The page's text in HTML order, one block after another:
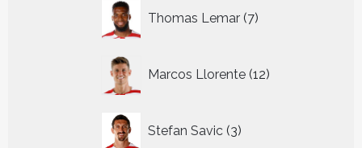
Thomas Lemar 7
producten
Marcos Llorente 12
producten
Stefan Savic 3
producten